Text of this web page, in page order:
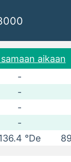
aikaan
-
-
-
-
°De